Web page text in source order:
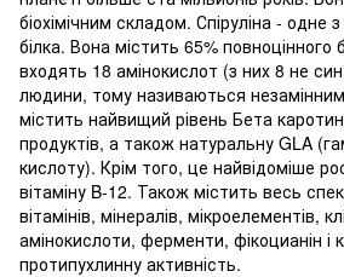
біохімічним складом. Спіруліна - одне
білка. Вона містить 65% повноцінного
входять 18 амінокислот (з них 8 не
людини, тому називаються
містить найвищий рівень Бета
продуктів, а також натуральну GLA
кислоту). Крім того, це найвідоміше
вітаміну B-12. Також містить весь
вітамінів, мінералів, мікроелементів,
амінокислоти, ферменти, фікоцианін і
протипухлинну активність.